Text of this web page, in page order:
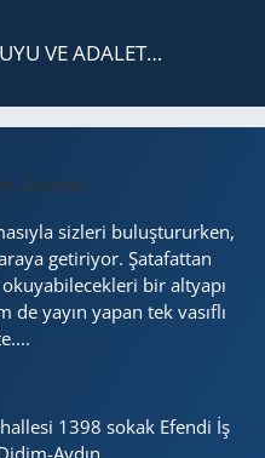
VE ADA­LET…
sizleri buluştururken,
getiriyor. Şatafattan
bir altyapı
yayın yapan tek vasıflı
1398 sokak Efendi İş
Aydın